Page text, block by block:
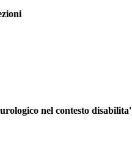
nel contesto disabilita'